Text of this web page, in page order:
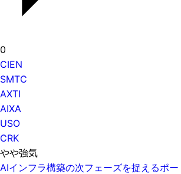
0
CIEN
SMTC
AXTI
AIXA
USO
CRK
やや強気
AIインフラ構築の次フェーズを捉えるポ